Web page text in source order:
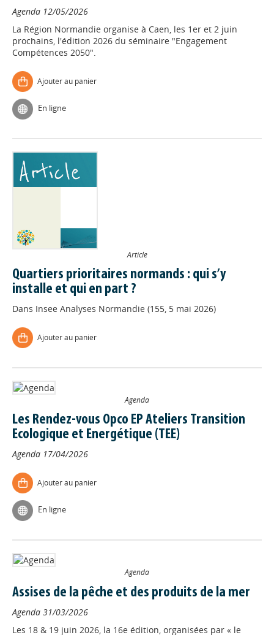
Agenda 12/05/2026
La Région Normandie organise à Caen, les 1er et 2 juin
prochains, l'édition 2026 du séminaire "Engagement
Compétences 2050".
Ajouter au panier
En ligne
Article
Quartiers prioritaires normands : qui s’y
installe et qui en part ?
Dans Insee Analyses Normandie (155, 5 mai 2026)
Ajouter au panier
Agenda
Les Rendez-vous Opco EP Ateliers Transition
Ecologique et Energétique (TEE)
Agenda 17/04/2026
Ajouter au panier
En ligne
Agenda
Assises de la pêche et des produits de la mer
Agenda 31/03/2026
Les 18 & 19 juin 2026, la 16e édition, organisées par « le